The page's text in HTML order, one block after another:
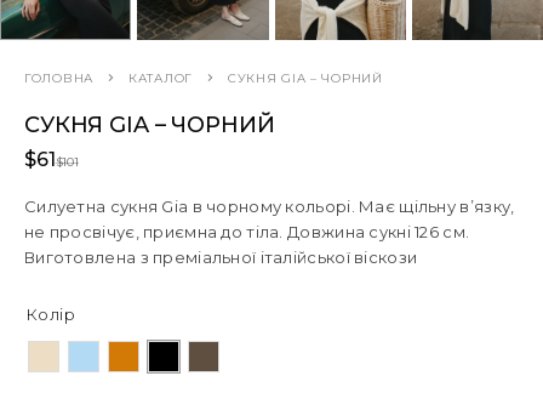
ГОЛОВНА КАТАЛОГ СУКНЯ GIA – ЧОРНИЙ
СУКНЯ GIA – ЧОРНИЙ
$101
$61
Силуетна сукня Gia в чорному кольорі. Має щільну в’язку,
не просвічує, приємна до тіла. Довжина сукні 126 см.
Виготовлена з преміальної італійської віскози
Колір